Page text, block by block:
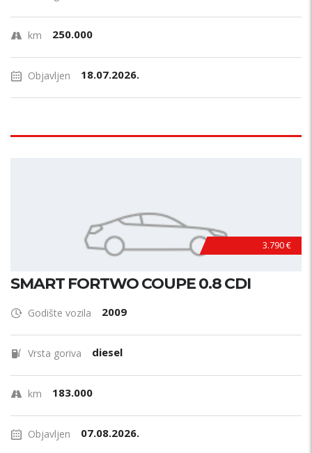
km 250.000
Objavljen 18.07.2026.
3.790 €
SMART FORTWO COUPE 0.8 CDI
Godište vozila 2009
Vrsta goriva diesel
km 183.000
Objavljen 07.08.2026.